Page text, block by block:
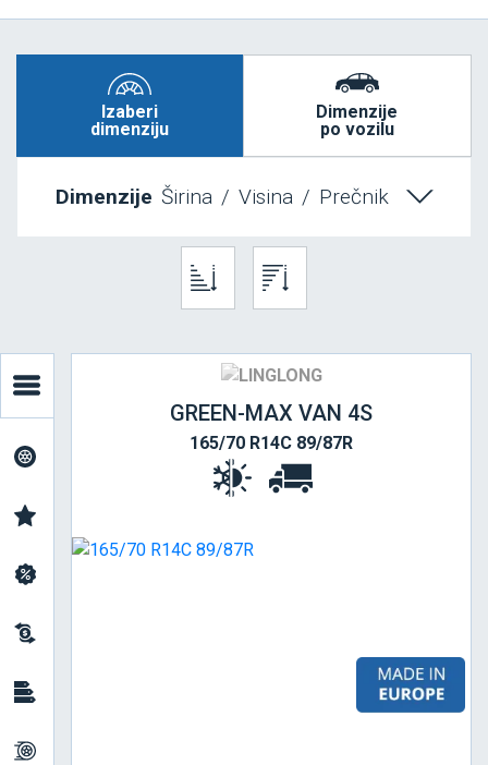
Izaberi
dimenziju
Dimenzije Širina / Visina / Prečnik
Dimenzije
po vozilu
GREEN-MAX VAN 4S
165/70 R14C 89/87R